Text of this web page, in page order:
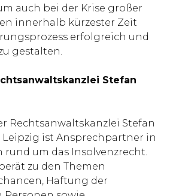
auch bei der Krise großer
innerhalb kürzester Zeit
erfolgreich und
gestalten.
Stefan
Rechtsanwaltskanzlei Stefan
Leipzig ist Ansprechpartner in
rund um das Insolvenzrecht.
zu den Themen
Haftung der